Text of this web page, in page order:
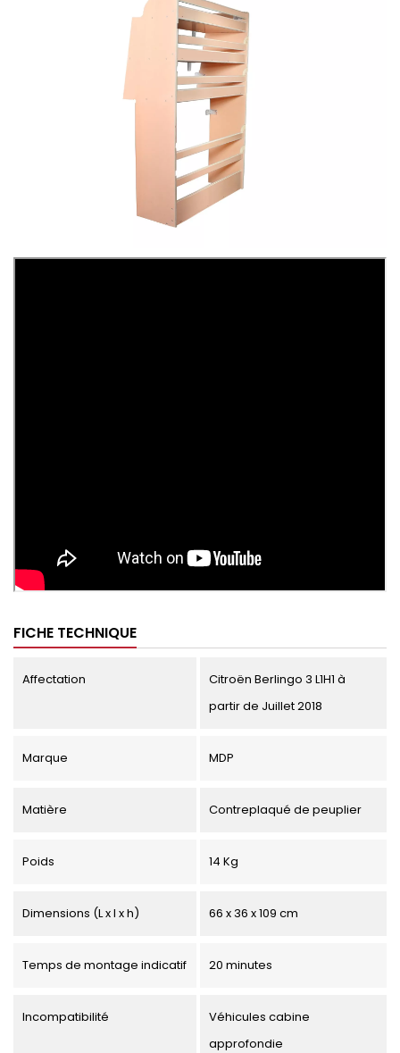
FICHE TECHNIQUE
Affectation
Citroën Berlingo 3 L1H1 à
partir de Juillet 2018
Marque MDP
Matière Contreplaqué de peuplier
Poids 14 Kg
Dimensions (L x l x h) 66 x 36 x 109 cm
Temps de montage indicatif 20 minutes
Incompatibilité
Véhicules cabine
approfondie